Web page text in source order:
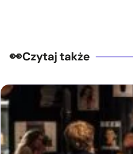
Czytaj także